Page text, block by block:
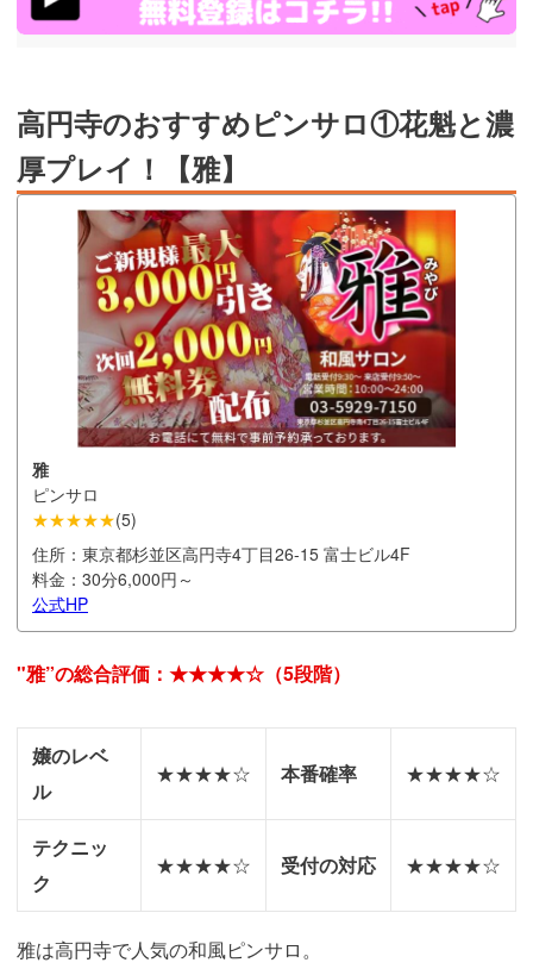
高円寺のおすすめピンサロ①花魁と濃
厚プレイ！【雅】
雅
ピンサロ
★★★★★(5)
住所： 東京都杉並区高円寺4丁目26-15 富士ビル4F
料金： 30分6,000円～
公式HP
"雅”の総合評価：★★★★☆（5段階）
嬢のレベ
ル
★★★★☆ 本番確率 ★★★★☆
テクニッ
ク
★★★★☆ 受付の対応 ★★★★☆
雅は高円寺で人気の和風ピンサロ。